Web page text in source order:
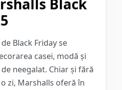
Black
Black Friday se
casei, modă și
neegalat. Chiar și fără
zi, Marshalls oferă în